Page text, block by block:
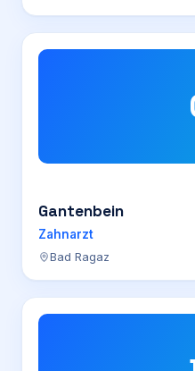
Gantenbein
Zahnarzt
Bad Ragaz